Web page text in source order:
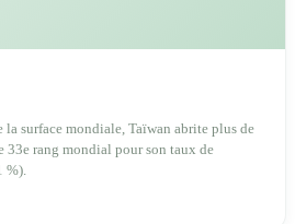
la surface mondiale, Taïwan abrite plus de
33e rang mondial pour son taux de
%).